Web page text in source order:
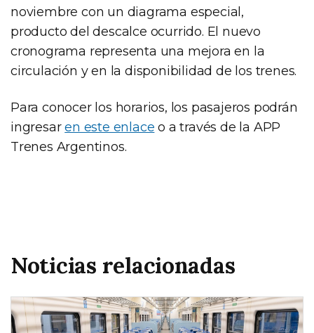
noviembre con un diagrama especial,
producto del descalce ocurrido. El nuevo
cronograma representa una mejora en la
circulación y en la disponibilidad de los trenes.
Para conocer los horarios, los pasajeros podrán
ingresaren este enlace o a través de la APP
Trenes Argentinos.
Noticias relacionadas